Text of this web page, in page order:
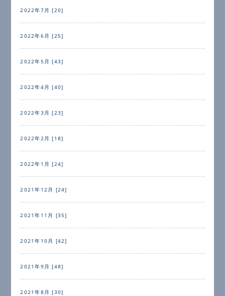
2022年7月 [20]
2022年6月 [25]
2022年5月 [43]
2022年4月 [40]
2022年3月 [23]
2022年2月 [18]
2022年1月 [24]
2021年12月 [24]
2021年11月 [35]
2021年10月 [42]
2021年9月 [48]
2021年8月 [30]